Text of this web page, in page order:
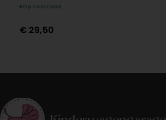
Op voorraad
€ 29,50